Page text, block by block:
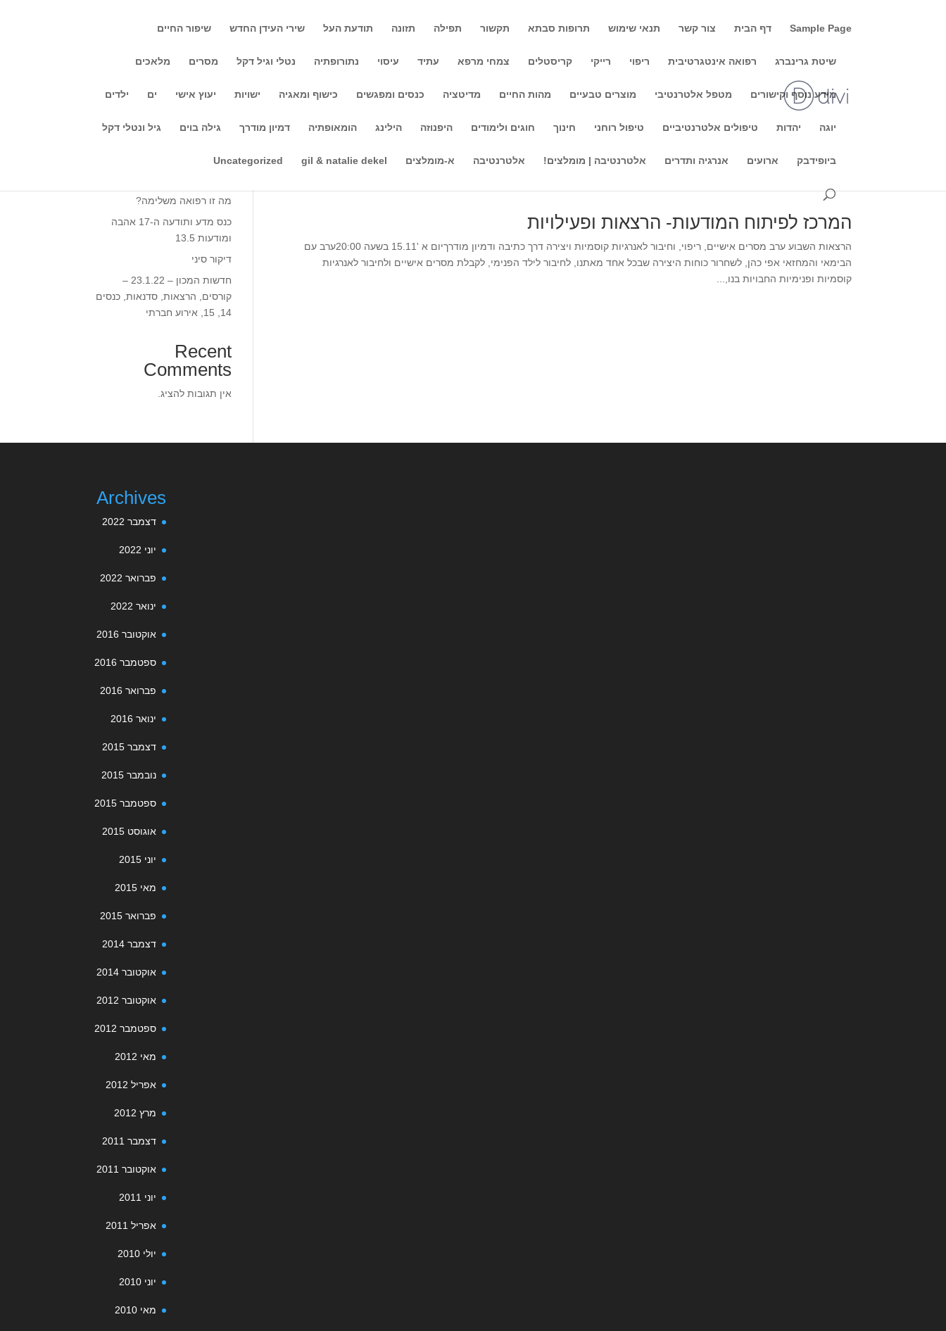
Sample Page דף הבית צור קשר תנאי שימוש תרופות סבתא תקשור תפילה תזונה תודעת העל שירי העידן החדש שיפור החיים
שיטת גרינברג רפואה אינטגרטיבית ריפוי רייקי קריסטלים צמחי מרפא עתיד עיסוי נתורופתיה נטלי וגיל דקל מסרים מלאכים
מידע נוסף וקישורים מטפל אלטרנטיבי מוצרים טבעיים מהות החיים מדיטציה כנסים ומפגשים כישוף ומאגיה ישויות יעוץ אישי ים ילדים
יוגה יהדות טיפולים אלטרנטיביים טיפול רוחני חינוך חוגים ולימודים היפנוזה הילינג הומאופתיה דמיון מודרך גילה בוים גיל ונטלי דקל
ביופידבק ארועים אנרגיה ותדרים אלטרנטיבה | מומלצים! אלטרנטיבה א-מומלצים gil & natalie dekel
Uncategorized
פעילויות במרכז לפיתוח המודעות ר"ג
מעתה גם יעוץ אישי עם גילה בויום בטלפון דרך כרטיס אשראי התקשרו – 050-5625759 אפשרות גם לשאלות בודדות במחיר מיוחד: 20
3450* (ניתן לקבל גם של בני...
המרכז לפיתוח המודעות- הרצאות ופעילויות
הרצאות השבוע ערב מסרים אישיים, ריפוי, וחיבור לאנרגיות קוסמיות ויצירה דרך כתיבה ודמיון מודרךיום א '15.11 בשעה 20:00ערב עם
הבימאי והמחזאי אפי כהן, לשחרור כוחות היצירה שבכל אחד מאתנו, לחיבור לילד הפנימי, לקבלת מסרים אישיים ולחיבור לאנרגיות
קוסמיות ופנימיות החבויות בנו,...
Recent Posts
מה זו רפואה משלימה?
כנס מדע ותודעה ה-17 אהבה
ומודעות 13.5‎‎
דיקור סיני
חדשות המכון – 23.1.22 –
קורסים, הרצאות, סדנאות, כנסים
14, 15, אירוע חברתי
Recent
Comments
אין תגובות להציג.
Archives
דצמבר 2022
יוני 2022
פברואר 2022
ינואר 2022
אוקטובר 2016
ספטמבר 2016
פברואר 2016
ינואר 2016
דצמבר 2015
נובמבר 2015
ספטמבר 2015
אוגוסט 2015
יוני 2015
מאי 2015
פברואר 2015
דצמבר 2014
אוקטובר 2014
אוקטובר 2012
ספטמבר 2012
מאי 2012
אפריל 2012
מרץ 2012
דצמבר 2011
אוקטובר 2011
יוני 2011
אפריל 2011
יולי 2010
יוני 2010
מאי 2010